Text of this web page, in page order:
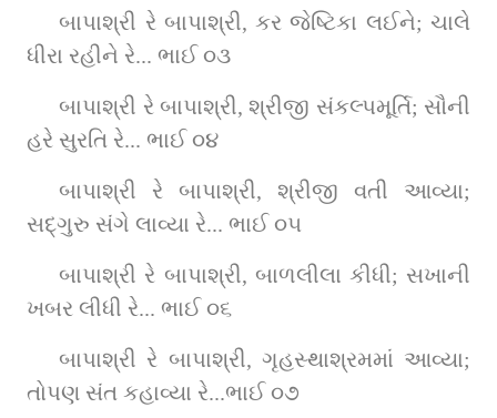
બાપાશ્રી રે બાપાશ્રી, કર જેષ્ટિકા લઈને; ચાલે
ધીરા રહીને રે... ભાઈ ૦૩
બાપાશ્રી રે બાપાશ્રી, શ્રીજી સંકલ્પમૂર્તિ; સૌની
હરે સુરતિ રે... ભાઈ ૦૪
બાપાશ્રી રે બાપાશ્રી, શ્રીજી વતી આવ્યા;
સદ્‌ગુરુ સંગે લાવ્યા રે... ભાઈ ૦૫
બાપાશ્રી રે બાપાશ્રી, બાળલીલા કીધી; સખાની
ખબર લીધી રે... ભાઈ ૦૬
બાપાશ્રી રે બાપાશ્રી, ગૃહસ્થાશ્રમમાં આવ્યા;
તોપણ સંત કહાવ્યા રે...ભાઈ ૦૭